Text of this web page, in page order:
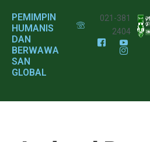
PEMIMPIN
HUMANIS
DAN
BERWAWA
SAN
GLOBAL
021-381
2404